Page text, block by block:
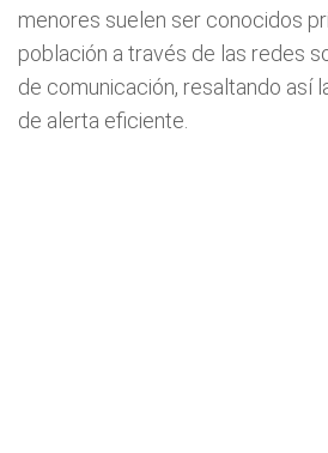
menores suelen ser conocidos
población a través de las redes
de comunicación, resaltando así
de alerta eficiente.